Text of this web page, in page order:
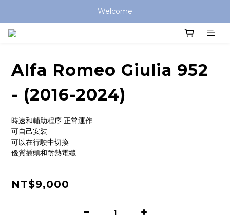
Welcome
Alfa Romeo Giulia 952
- (2016-2024)
時速和輔助程序 正常運作
可自己安裝
可以在行駛中切換
優質插頭和耐熱電纜
NT$9,000